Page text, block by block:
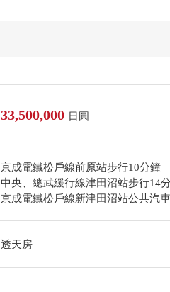
33,500,000 日圓
京成電鐵松戶線前原站步行10分鐘
中央、總武緩行線津田沼站步行14
京成電鐵松戶線新津田沼站公共汽
透天房